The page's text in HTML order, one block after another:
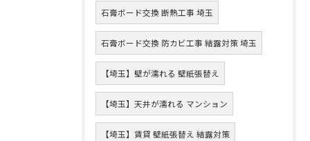
石膏ボード交換 断熱工事 埼玉
石膏ボード交換 防カビ工事 結露対策 埼玉
【埼玉】壁が濡れる 壁紙張替え
【埼玉】天井が濡れる マンション
【埼玉】賃貸 壁紙張替え 結露対策